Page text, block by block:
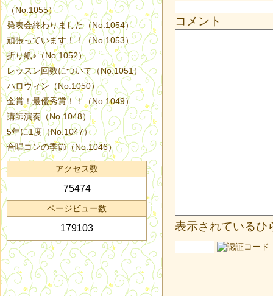
コメント
表示されているひ
（No.1055）
発表会終わりました（No.1054）
頑張っています！！（No.1053）
折り紙♪（No.1052）
レッスン回数について（No.1051）
ハロウィン（No.1050）
金賞！最優秀賞！！（No.1049）
講師演奏（No.1048）
5年に1度（No.1047）
合唱コンの季節（No.1046）
アクセス数
75474
ページビュー数
179103